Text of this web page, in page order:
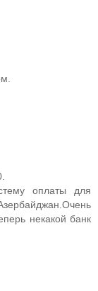
оплаты для
некакой банк